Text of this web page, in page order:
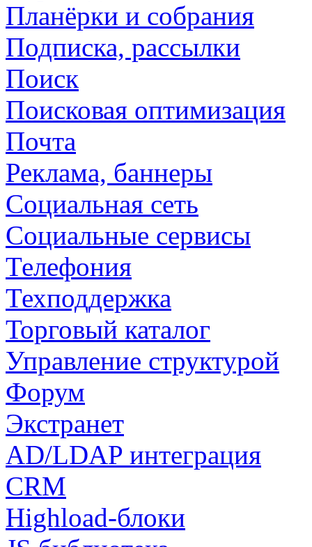
Планёрки и собрания
Подписка, рассылки
Поиск
Поисковая оптимизация
Почта
Реклама, баннеры
Социальная сеть
Социальные сервисы
Телефония
Техподдержка
Торговый каталог
Управление структурой
Форум
Экстранет
AD/LDAP интеграция
CRM
Highload-блоки